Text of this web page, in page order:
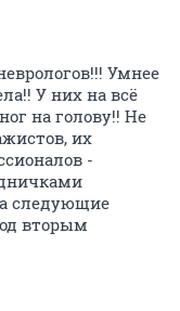
Умнее
У них на всё
на голову!! Не
их
-
следующие
вторым